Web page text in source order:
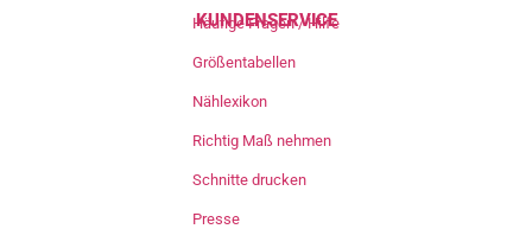
KUNDENSERVICE
Häufige Fragen / Hilfe
Größentabellen
Nählexikon
Richtig Maß nehmen
Schnitte drucken
Presse